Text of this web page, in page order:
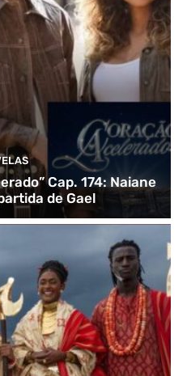
Cap. 174: Naiane
de Gael